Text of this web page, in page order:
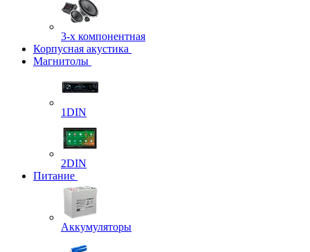
3-х компонентная
Корпусная акустика
Магнитолы
1DIN
2DIN
Питание
Аккумуляторы